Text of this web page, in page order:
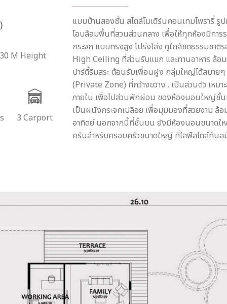
M Height
3 Carport
แบบบ้านสองชั้น สไตล์โมเดิร์นคอนเทมโพรารี่ รู
โอบล้อมพื้นที่สวนส่วนกลาง เพื่อให้ทุกห้องมีการ
กระจก แบบทรงสูง โปร่งโล่ง ดูใกล้ชิดธรรมชาติ
High Ceiling ที่ส่วนรับแขก และทานอาหาร ล้อม
ปาร์ตี้ริมสระ ต้อนรับเพื่อนฝูง กลุ่มใหญ่ได้สบาย
(Private Zone) ที่กว้างขวาง , เป็นส่วนตัว เหม
ภายใน เพื่อไปส่วนพักผ่อน ของห้องนอนใหญ่ชั้
เป็นผนังกระจกเปลือย เพื่อมุมมองที่สวยงาม ล้
อาทิตย์ นอกจากนี้ที่ชั้นบน ยังมีห้องนอนขนาดใ
ครันสำหรับครอบครัวขนาดใหญ่ ที่ไลฟ์สไตล์ทัน